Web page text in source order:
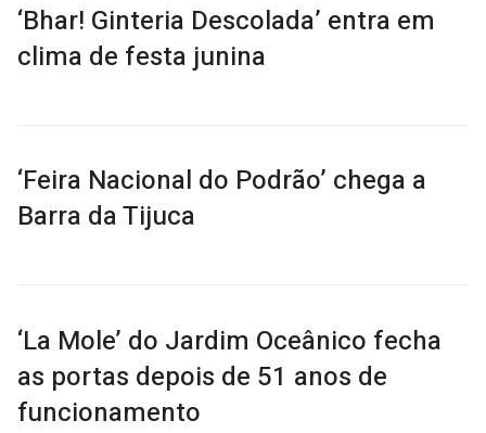
‘Bhar! Ginteria Descolada’ entra em
clima de festa junina
‘Feira Nacional do Podrão’ chega a
Barra da Tijuca
‘La Mole’ do Jardim Oceânico fecha
as portas depois de 51 anos de
funcionamento